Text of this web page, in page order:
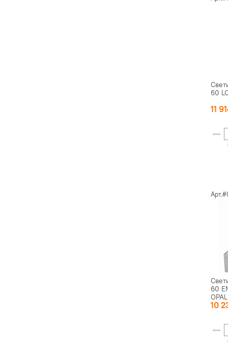
60
11
60
10